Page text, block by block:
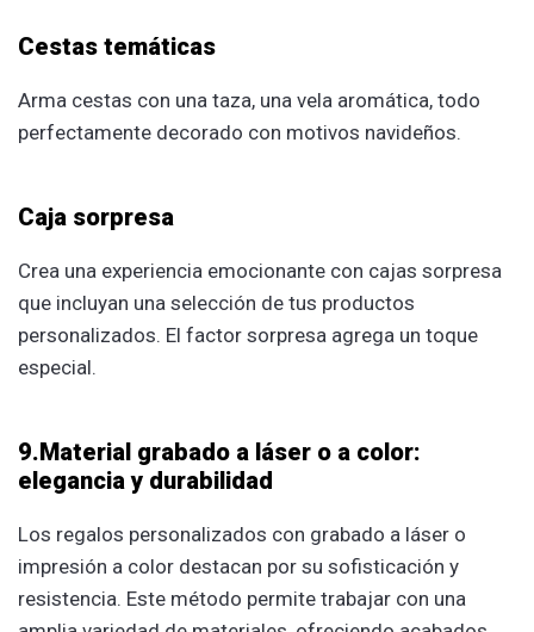
Cestas temáticas
Arma cestas con una taza, una vela aromática, todo
perfectamente decorado con motivos navideños.
Caja sorpresa
Crea una experiencia emocionante con cajas sorpresa
que incluyan una selección de tus productos
personalizados. El factor sorpresa agrega un toque
especial.
9.Material grabado a láser o a color:
elegancia y durabilidad
Los regalos personalizados con grabado a láser o
impresión a color destacan por su sofisticación y
resistencia. Este método permite trabajar con una